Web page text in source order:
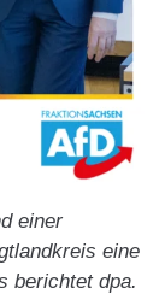
einer
eine
berichtet dpa.